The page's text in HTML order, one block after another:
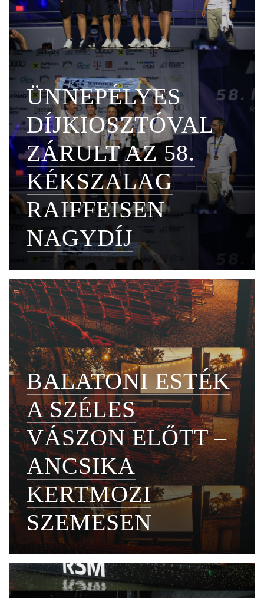
ÜNNEPÉLYES
DÍJKIOSZTÓVAL
ZÁRULT AZ 58.
KÉKSZALAG
RAIFFEISEN
NAGYDÍJ
BALATONI ESTÉK
A SZÉLES
VÁSZON ELŐTT –
ANCSIKA
KERTMOZI
SZEMESEN